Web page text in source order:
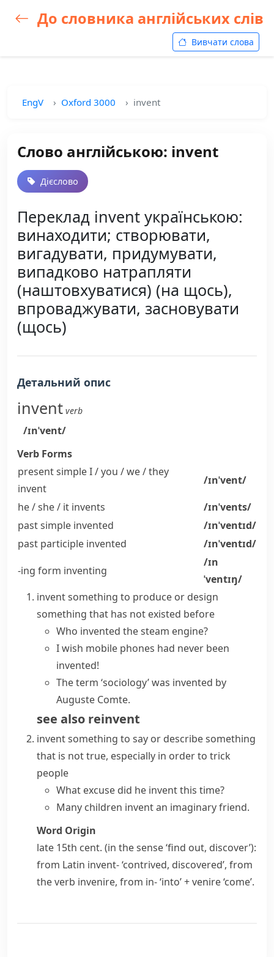
До словника англійських слів
Вивчати слова
EngV Oxford 3000 invent
Слово англійською: invent
Дієслово
Переклад invent українською:
винаходити; створювати,
вигадувати, придумувати,
випадково натрапляти
(наштовхуватися) (на щось),
впроваджувати, засновувати
(щось)
Детальний опис
invent verb
/ɪnˈvent/
Verb Forms
present simple I / you / we / they
invent
/ɪnˈvent/
he / she / it invents
/ɪnˈvents/
past simple invented
/ɪnˈventɪd/
past participle invented
/ɪnˈventɪd/
-ing form inventing
/ɪn
ˈventɪŋ/
invent something to produce or design
something that has not existed before
Who invented the steam engine?
I wish mobile phones had never been
invented!
The term ‘sociology’ was invented by
Auguste Comte.
see also reinvent
invent something to say or describe something
that is not true, especially in order to trick
people
What excuse did he invent this time?
Many children invent an imaginary friend.
Word Origin
late 15th cent. (in the sense ‘find out, discover’):
from Latin invent-‘contrived, discovered’, from
the verb invenire, from in-‘into’ +venire‘come’.